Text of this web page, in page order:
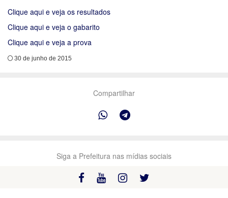
Clique aqui e veja os resultados
Clique aqui e veja o gabarito
Clique aqui e veja a prova
30 de junho de 2015
Compartilhar
Siga a Prefeitura nas mídias sociais